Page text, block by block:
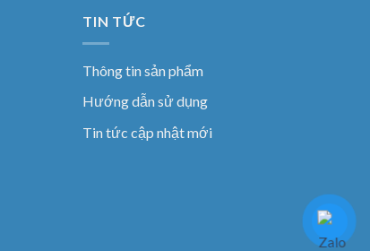
TIN TỨC
Thông tin sản phẩm
Hướng dẫn sử dụng
Tin tức cập nhật mới